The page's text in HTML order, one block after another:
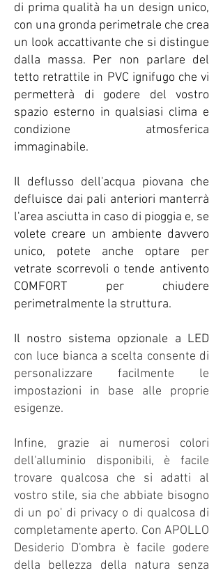
di prima qualità ha un design unico,
con una gronda perimetrale che crea
un look accattivante che si distingue
dalla massa. Per non parlare del
tetto retrattile in PVC ignifugo che vi
permetterà di godere del vostro
spazio esterno in qualsiasi clima e
condizione atmosferica
immaginabile.
Il deflusso dell'acqua piovana che
defluisce dai pali anteriori manterrà
l'area asciutta in caso di pioggia e, se
volete creare un ambiente davvero
unico, potete anche optare per
vetrate scorrevoli o tende antivento
COMFORT per chiudere
perimetralmente la struttura.
Il nostro sistema opzionale a LED
con luce bianca a scelta consente di
personalizzare facilmente le
impostazioni in base alle proprie
esigenze.
Infine, grazie ai numerosi colori
dell'alluminio disponibili, è facile
trovare qualcosa che si adatti al
vostro stile, sia che abbiate bisogno
di un po' di privacy o di qualcosa di
completamente aperto. Con APOLLO
Desiderio D'ombra è facile godere
della bellezza della natura senza